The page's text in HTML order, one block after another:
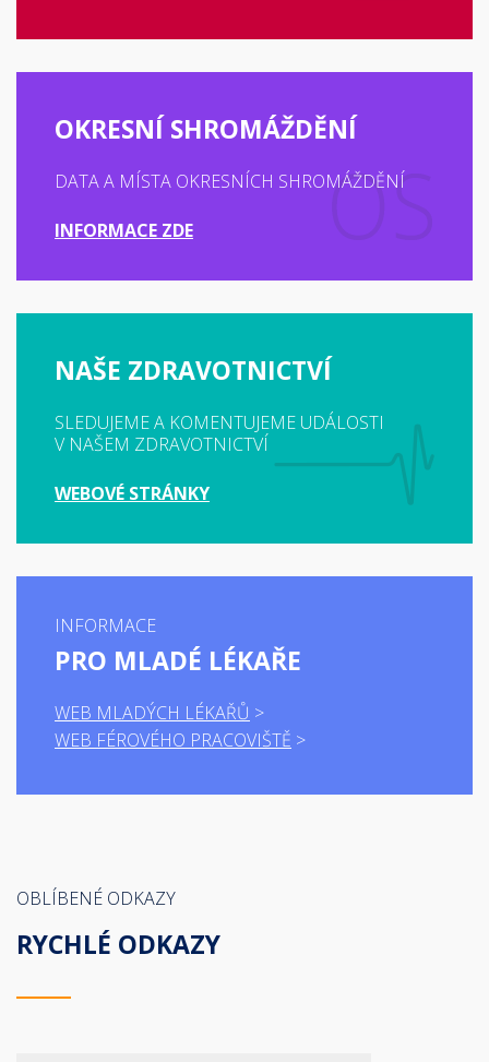
OKRESNÍ SHROMÁŽDĚNÍ
DATA A MÍSTA OKRESNÍCH SHROMÁŽDĚNÍ
INFORMACE ZDE
NAŠE ZDRAVOTNICTVÍ
SLEDUJEME A KOMENTUJEME UDÁLOSTI
V NAŠEM ZDRAVOTNICTVÍ
WEBOVÉ STRÁNKY
INFORMACE
PRO MLADÉ LÉKAŘE
WEB MLADÝCH LÉKAŘŮ
WEB FÉROVÉHO PRACOVIŠTĚ
OBLÍBENÉ ODKAZY
RYCHLÉ ODKAZY